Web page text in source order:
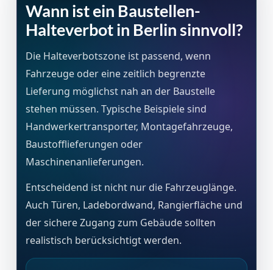
Wann ist ein Baustellen-
Halteverbot in Berlin sinnvoll?
Die Halteverbotszone ist passend, wenn
Fahrzeuge oder eine zeitlich begrenzte
Lieferung möglichst nah an der Baustelle
stehen müssen. Typische Beispiele sind
Handwerkertransporter, Montagefahrzeuge,
Baustofflieferungen oder
Maschinenanlieferungen.
Entscheidend ist nicht nur die Fahrzeuglänge.
Auch Türen, Ladebordwand, Rangierfläche und
der sichere Zugang zum Gebäude sollten
realistisch berücksichtigt werden.